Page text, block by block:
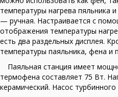
температуры нагрева пяльника
— ручная. Настраивается с
отображения температуры
есть два раздельных дисплея.
температуры паяльника, фена и
Паяльная станция имеет
термофена составляет 75 Вт.
керамический. Насос